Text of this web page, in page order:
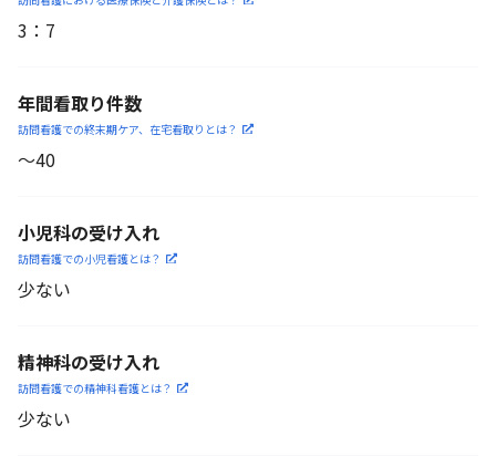
3 ： 7
年間看取り件数
訪問看護での終末期ケア、 在宅看取りとは？
〜40
小児科の受け入れ
訪問看護での小児看護とは？
少ない
精神科の受け入れ
訪問看護での精神科看護とは？
少ない